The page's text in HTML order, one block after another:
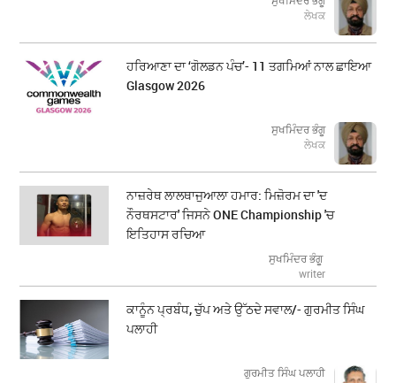
ਲੇਖਕ
ਹਰਿਆਣਾ ਦਾ ‘ਗੋਲਡਨ ਪੰਚ’- 11 ਤਗਮਿਆਂ ਨਾਲ ਛਾਇਆ
Glasgow 2026
ਸੁਖਮਿੰਦਰ ਭੰਗੂ
ਲੇਖਕ
ਨਾਜ਼ਰੇਥ ਲਾਲਥਾਜੁਆਲਾ ਹਮਾਰ: ਮਿਜ਼ੋਰਮ ਦਾ 'ਦ
ਨੌਰਥਸਟਾਰ' ਜਿਸਨੇ ONE Championship 'ਚ
ਇਤਿਹਾਸ ਰਚਿਆ
ਸੁਖਮਿੰਦਰ ਭੰਗੂ
writer
ਕਾਨੂੰਨ ਪ੍ਰਬੰਧ, ਚੁੱਪ ਅਤੇ ਉੱਠਦੇ ਸਵਾਲ/- ਗੁਰਮੀਤ ਸਿੰਘ
ਪਲਾਹੀ
ਗੁਰਮੀਤ ਸਿੰਘ ਪਲਾਹੀ